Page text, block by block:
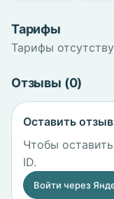
Тарифы
Тарифы
Отзывы (0)
Оставить отзыв
Чтобы
ID.
Войти через